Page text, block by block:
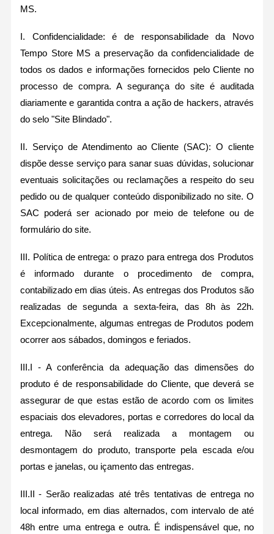
MS.
I. Confidencialidade: é de responsabilidade da Novo
Tempo Store MS a preservação da confidencialidade de
todos os dados e informações fornecidos pelo Cliente no
processo de compra. A segurança do site é auditada
diariamente e garantida contra a ação de hackers, através
do selo "Site Blindado".
II. Serviço de Atendimento ao Cliente (SAC): O cliente
dispõe desse serviço para sanar suas dúvidas, solucionar
eventuais solicitações ou reclamações a respeito do seu
pedido ou de qualquer conteúdo disponibilizado no site. O
SAC poderá ser acionado por meio de telefone ou de
formulário do site.
III. Política de entrega: o prazo para entrega dos Produtos
é informado durante o procedimento de compra,
contabilizado em dias úteis. As entregas dos Produtos são
realizadas de segunda a sexta-feira, das 8h às 22h.
Excepcionalmente, algumas entregas de Produtos podem
ocorrer aos sábados, domingos e feriados.
III.I - A conferência da adequação das dimensões do
produto é de responsabilidade do Cliente, que deverá se
assegurar de que estas estão de acordo com os limites
espaciais dos elevadores, portas e corredores do local da
entrega. Não será realizada a montagem ou
desmontagem do produto, transporte pela escada e/ou
portas e janelas, ou içamento das entregas.
III.II - Serão realizadas até três tentativas de entrega no
local informado, em dias alternados, com intervalo de até
48h entre uma entrega e outra. É indispensável que, no